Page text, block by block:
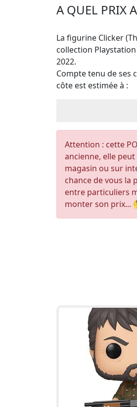
A QUEL PRIX
La figurine Clicker
collection
2022.
Compte tenu de ses
côte est estimée à :
Attention : cette
ancienne, elle
magasin ou sur
chance de vous la
entre particuliers
monter son prix...